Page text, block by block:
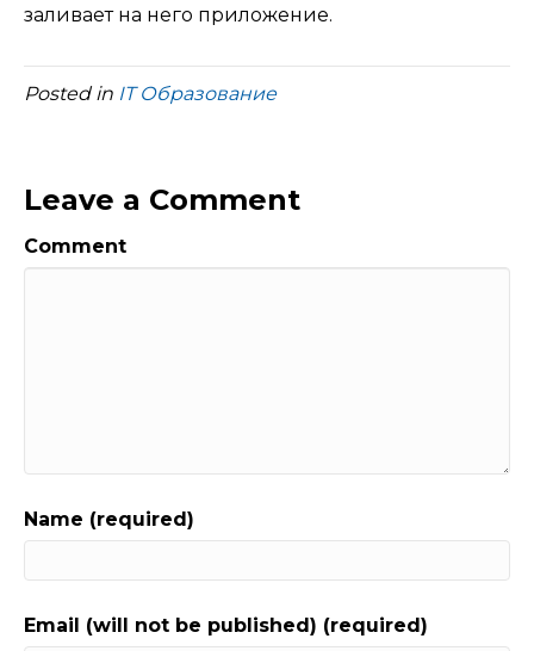
заливает на него приложение.
Posted in IT Образование
Leave a Comment
Comment
Name (required)
Email (will not be published) (required)